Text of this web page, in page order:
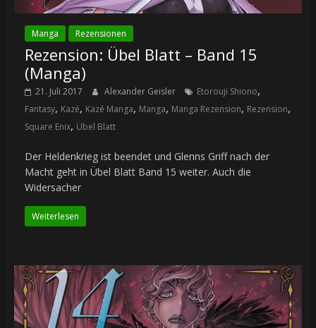
Manga Rezensionen
Rezension: Übel Blatt – Band 15
(Manga)
21. Juli 2017 Alexander Geisler Etorouji Shiono,
Fantasy, Kazé, Kazé Manga, Manga, Manga Rezension, Rezension,
Square Enix, Übel Blatt
Der Heldenkrieg ist beendet und Glenns Griff nach der
Macht geht in Übel Blatt Band 15 weiter. Auch die
Widersacher
Weiterlesen